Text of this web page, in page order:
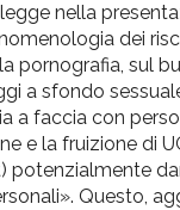
legge nella
dei
pornografia, sul
a sfondo
a faccia con
e la fruizione di
potenzialmente
Questo,